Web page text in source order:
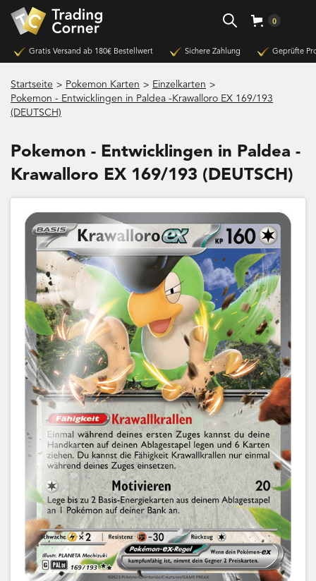
0
Gratis Versand ab 180€ Bestellwert Sichere Zahlung Geprüfte
Startseite > Pokemon Karten > Einzelkarten >
Pokemon - Entwicklingen in Paldea -Krawalloro EX 169/193
(DEUTSCH)
Pokemon - Entwicklingen in Paldea -
Krawalloro EX 169/193 (DEUTSCH)